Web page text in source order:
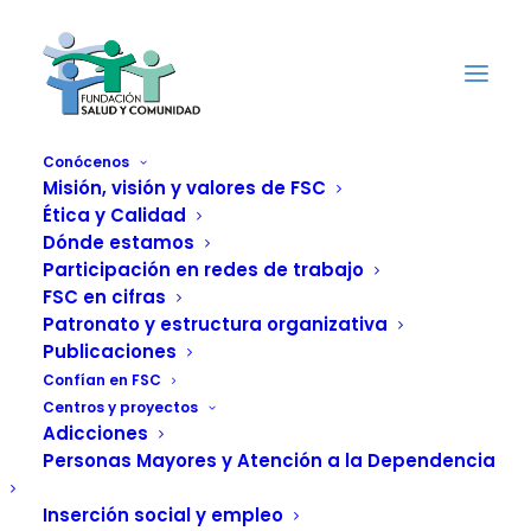
Conócenos
Misión, visión y valores de FSC
Ética y Calidad
Dónde estamos
Participación en redes de trabajo
FSC en cifras
Patronato y estructura organizativa
Publicaciones
Confían en FSC
Centros y proyectos
Adicciones
Personas Mayores y Atención a la Dependencia
Inserción social y empleo
Canal de alertas y
denuncias de la FSC
Este canal consiste en un sistema interno de
información permite reportar una infracción de